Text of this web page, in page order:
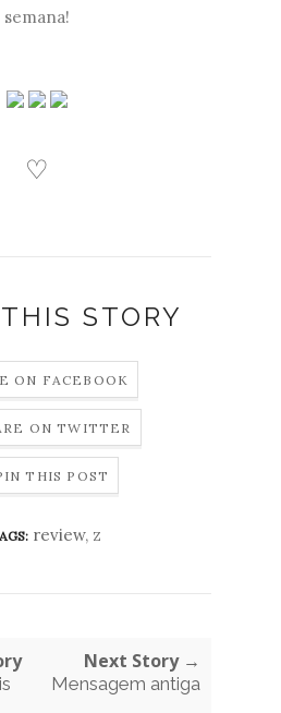
semana!
♡
STORY
ON FACEBOOK
ON TWITTER
THIS POST
review, z
Next Story →
Mensagem antiga